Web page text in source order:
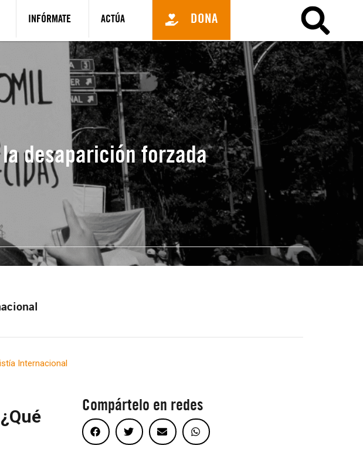
INFÓRMATE ACTÚA DONA
desaparición forzada
Internacional
Compártelo en redes